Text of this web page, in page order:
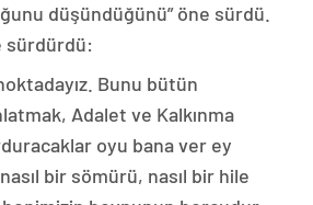
düşündüğünü” öne sürdü.
sürdürdü:
Bunu bütün
Adalet ve Kalkınma
oyu bana ver ey
bir sömürü, nasıl bir hile